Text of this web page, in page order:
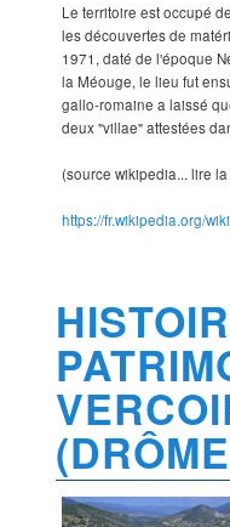
Le territoire est occupé
les découvertes de
1971, daté de l'époque
la Méouge, le lieu fut
gallo-romaine a laissé
deux "villae" attestées
(source wikipedia... lire
https://fr.wikipedia.org/